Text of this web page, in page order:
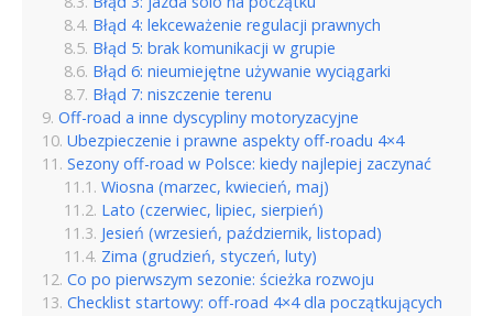
Błąd 4: lekceważenie regulacji prawnych
Błąd 5: brak komunikacji w grupie
Błąd 6: nieumiejętne używanie wyciągarki
Błąd 7: niszczenie terenu
Off-road a inne dyscypliny motoryzacyjne
Ubezpieczenie i prawne aspekty off-roadu 4×4
Sezony off-road w Polsce: kiedy najlepiej zaczynać
Wiosna (marzec, kwiecień, maj)
Lato (czerwiec, lipiec, sierpień)
Jesień (wrzesień, październik, listopad)
Zima (grudzień, styczeń, luty)
Co po pierwszym sezonie: ścieżka rozwoju
Checklist startowy: off-road 4×4 dla początkujących